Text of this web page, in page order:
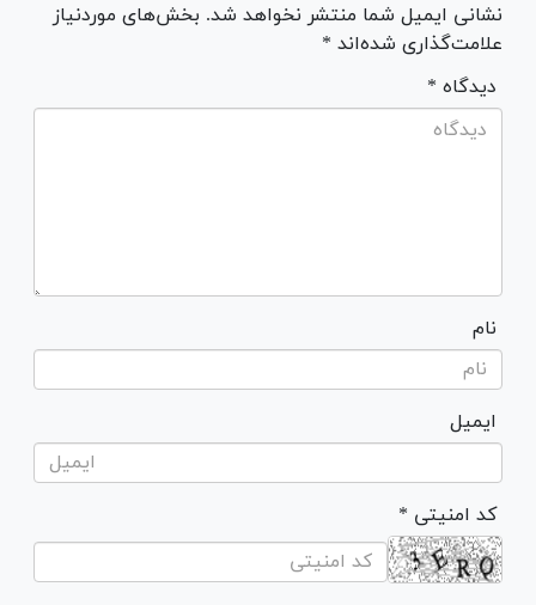
نشانی ایمیل شما منتشر نخواهد شد. بخش‌های موردنیاز
علامت‌گذاری شده‌اند *
* دیدگاه
نام
ایمیل
* کد امنیتی